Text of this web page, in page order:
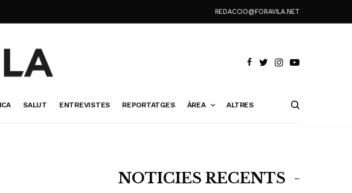
REDACCIO@FORAVILA.NET
SALUT ENTREVISTES REPORTATGES ÀREA ALTRES
NOTÍCIES RECENTS